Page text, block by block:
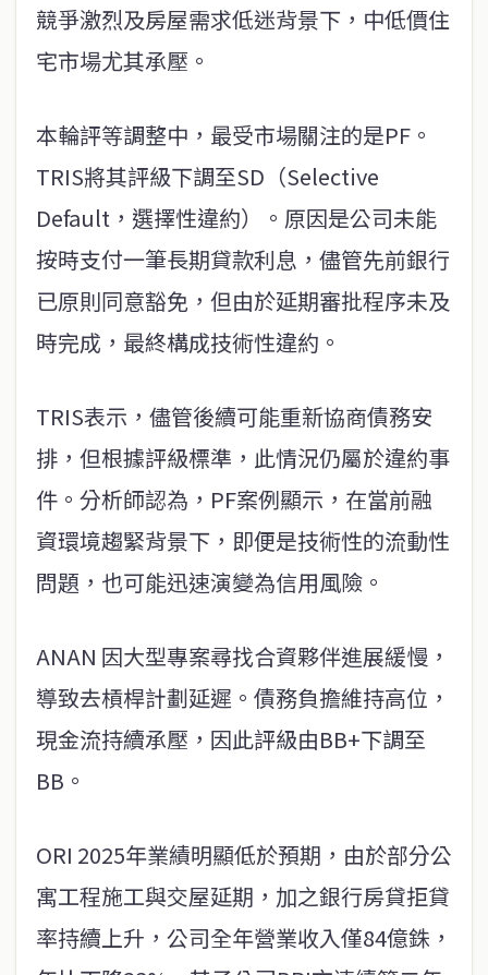
競爭激烈及房屋需求低迷背景下，中低價住
宅市場尤其承壓。
本輪評等調整中，最受市場關注的是PF。
TRIS將其評級下調至SD（Selective
Default，選擇性違約）。原因是公司未能
按時支付一筆長期貸款利息，儘管先前銀行
已原則同意豁免，但由於延期審批程序未及
時完成，最終構成技術性違約。
TRIS表示，儘管後續可能重新協商債務安
排，但根據評級標準，此情況仍屬於違約事
件。分析師認為，PF案例顯示，在當前融
資環境趨緊背景下，​​即便是技術性的流動性
問題，也可能迅速演變為信用風險。
ANAN 因大型專案尋找合資夥伴進展緩慢，
導致去槓桿計劃延遲。債務負擔維持高位，
現金流持續承壓，因此評級由BB+下調至
BB。
ORI 2025年業績明顯低於預期，由於部分公
寓工程施工與交屋延期，加之銀行房貸拒貸
率持續上升，公司全年營業收入僅84億銖，